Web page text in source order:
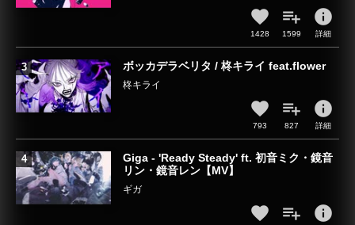
1428 1599
info
詳細
ボッカデラベリタ / 柊キライ feat.flower
柊キライ
793 827
info
詳細
Giga - 'Ready Steady' ft. 初音ミク・鏡音
リン・鏡音レン【MV】
ギガ
info